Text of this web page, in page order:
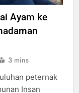
Ayam ke
3 mins
peternak
Insan